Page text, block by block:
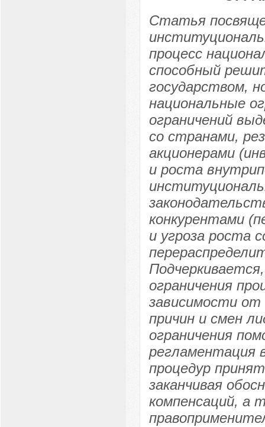
Статья
процесс
способный
государством,
национальные
ограничений
со странами,
акционерами
и роста
конкурентами
и угроза роста
ограничения
зависимости от
причин и смен
ограничения
регламентация
процедур
заканчивая
компенсаций, а